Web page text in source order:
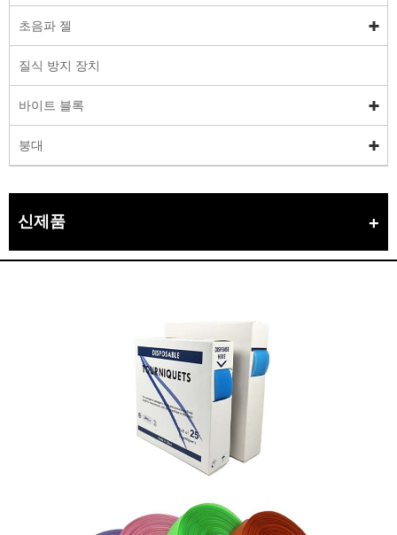
초음파 젤
질식 방지 장치
바이트 블록
붕대
신제품